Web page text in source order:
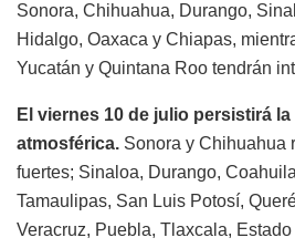
Sonora, Chihuahua, Durango,
Hidalgo, Oaxaca y Chiapas,
Yucatán y Quintana Roo tendrán
El viernes 10 de julio persistirá
atmosférica. Sonora y Chihuahua
fuertes; Sinaloa, Durango,
Tamaulipas, San Luis Potosí,
Veracruz, Puebla, Tlaxcala,